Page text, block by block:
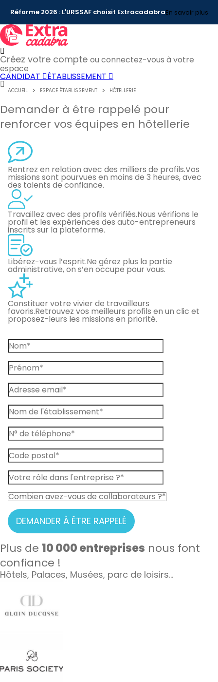
Réforme 2026 : L'URSSAF choisit ExtracadabraEn savoir plus
Créez votre compte ou connectez-vous à votre
espace
CANDIDAT ÉTABLISSEMENT
ACCUEIL ESPACE ÉTABLISSEMENT HÔTELLERIE
Demander à être rappelé pour
renforcer vos équipes en hôtellerie
Rentrez en relation avec des milliers de profils.Vos
missions sont pourvues en moins de 3 heures, avec
des talents de confiance.
Travaillez avec des profils vérifiés.Nous vérifions le
profil et les expériences des auto-entrepreneurs
inscrits sur la plateforme.
Libérez-vous l’esprit.Ne gérez plus la partie
administrative, on s’en occupe pour vous.
Constituer votre vivier de travailleurs
favoris.Retrouvez vos meilleurs profils en un clic et
proposez-leurs les missions en priorité.
DEMANDER À ÊTRE RAPPELÉ
Plus de 10 000 entreprises nous font
confiance !
Hôtels, Palaces, Musées, parc de loisirs…